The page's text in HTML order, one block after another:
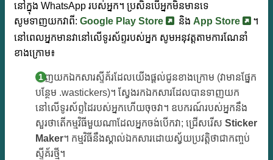
នៅក្នុង WhatsApp របស់អ្នក។ ប្រសិនបើអ្នកមិនមានទេ
សូមទាញយកវាពី: Google Play Store និង App Store
។
នៅពេលអ្នកមានវានៅលើទូរស័ព្ទរបស់អ្នក សូមអនុវត្តតាមការណែនាំ
ខាងក្រោម៖
ទាញយកឯកសារស្ទីគ័រដែលយើងផ្តល់ជូនខាងក្រោម (វាមានផ្នែក
បន្ថែម .wastickers)។ ស្វែងរកឯកសារដែលបានទាញយក
នៅលើទូរស័ព្ទដៃរបស់អ្នកហើយចុចវា។ ឧបករណ៍របស់អ្នកនឹង
សួរថាតើកម្មវិធីមួយណាដែលអ្នកចង់បើកវា; ជ្រើសរើស Sticker
Maker។ កម្មវិធីនឹងស្គាល់ឯកសារដោយស្វ័យប្រវត្តិថាជាកញ្ចប់
ស្ទីគ័រថ្មី។